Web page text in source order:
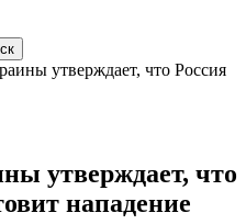
утверждает, что Россия
утверждает, что
нападение